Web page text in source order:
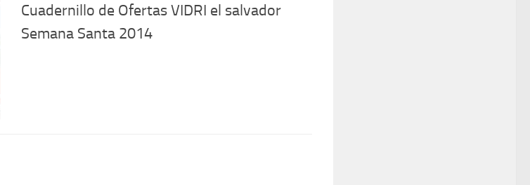
Cuadernillo de Ofertas VIDRI el salvador
Semana Santa 2014